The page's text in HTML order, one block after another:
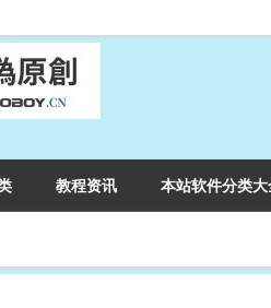
教程资讯 本站软件分类大